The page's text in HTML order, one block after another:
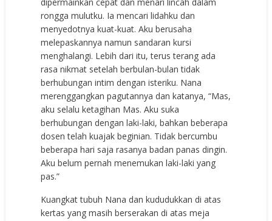
rongga mulutku. Ia mencari lidahku dan
menyedotnya kuat-kuat. Aku berusaha
melepaskannya namun sandaran kursi
menghalangi. Lebih dari itu, terus terang ada
rasa nikmat setelah berbulan-bulan tidak
berhubungan intim dengan isteriku. Nana
merenggangkan pagutannya dan katanya, “Mas,
aku selalu ketagihan Mas. Aku suka
berhubungan dengan laki-laki, bahkan beberapa
dosen telah kuajak beginian. Tidak bercumbu
beberapa hari saja rasanya badan panas dingin.
Aku belum pernah menemukan laki-laki yang
pas.”
Kuangkat tubuh Nana dan kududukkan di atas
kertas yang masih berserakan di atas meja